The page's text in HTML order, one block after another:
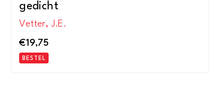
gedicht
Vetter, J.E.
€19,75
BESTEL